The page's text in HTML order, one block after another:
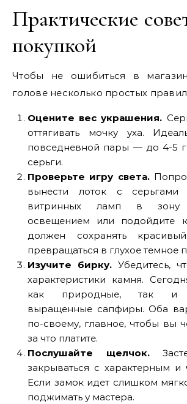
Практические
покупкой
Чтобы не ошибиться в
голове несколько простых
Оцените вес украшения.
оттягивать мочку уха.
повседневной пары — до 4-5
серьги.
Проверьте игру света.
вынести лоток с серьгами
витринных ламп в
освещением или подойдите
должен сохранять
превращаться в глухое темное
Изучите бирку. Убедитесь,
характеристики камня.
как природные, так и
выращенные сапфиры. Оба
по-своему, главное, чтобы вы
за что платите.
Послушайте щелчок.
закрываться с характерным и
Если замок идет слишком
поджимать у мастера.